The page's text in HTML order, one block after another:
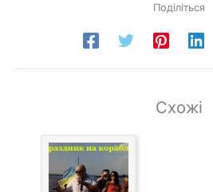
Поділіться
Схожі